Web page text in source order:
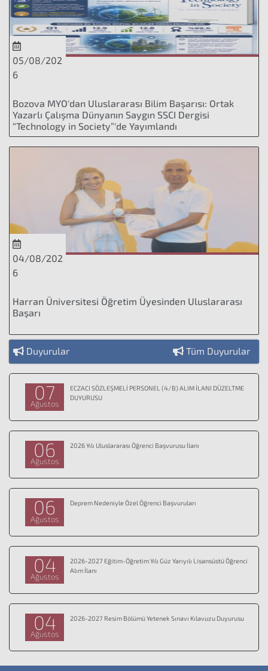
05/08/202
6
Bozova MYO'dan Uluslararası Bilim Başarısı: Ortak
Yazarlı Çalışma Dünyanın Saygın SSCI Dergisi
“Technology in Society”'de Yayımlandı
04/08/202
6
Harran Üniversitesi Öğretim Üyesinden Uluslararası
Başarı
Duyurular Tüm Duyurular
07
Ağustos
ECZACI SÖZLEŞMELİ PERSONEL (4/B) ALIM İLANI DÜZELTME
DUYURUSU
06
Ağustos
2026 Yılı Uluslararası Öğrenci Başvurusu İlanı
06
Ağustos
Deprem Nedeniyle Özel Öğrenci Başvuruları
04
Ağustos
2026-2027 Eğitim-Öğretim Yılı Güz Yarıyılı Lisansüstü Öğrenci
Alım İlanı
04
Ağustos
2026-2027 Resim Bölümü Yetenek Sınavı Kılavuzu Duyurusu